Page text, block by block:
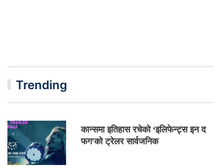
Trending
कान्समा इतिहास रचेको ‘इलिफेन्ट्स इन द
फग’को ट्रेलर सार्वजनिक